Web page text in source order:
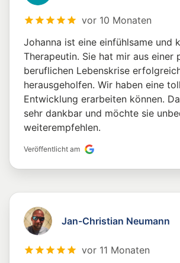
vor 10 Monaten
Johanna ist eine einfühlsame und
Therapeutin. Sie hat mir aus einer
beruflichen Lebenskrise
herausgeholfen. Wir haben eine
Entwicklung erarbeiten können.
sehr dankbar und möchte sie
weiterempfehlen.
Veröffentlicht am
Jan-Christian Neumann
vor 11 Monaten